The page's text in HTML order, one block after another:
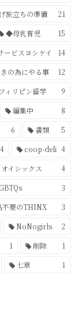
旅立ちの準備
21
◆母乳育児
15
ビスヨシケイ
14
の為にやる事
12
ィリピン留学
9
編集中
8
6 書類
5
4 coop-deli 4
イシックス
4
3
不要のTHINX
3
NoNogirls
2
1 削除
1
七草 1